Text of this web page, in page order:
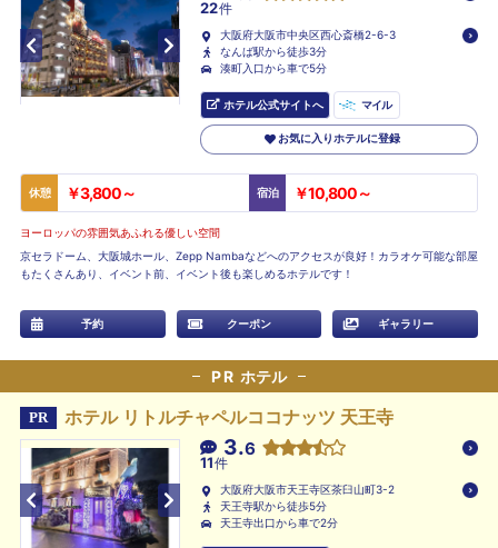
22件
大阪府大阪市中央区西心斎橋2-6-3
なんば駅から徒歩3分
湊町入口から車で5分
ホテル公式サイトへ マイル
お気に入りホテルに登録
休憩 ￥3,800～ 宿泊 ￥10,800～
ヨーロッパの雰囲気あふれる優しい空間
京セラドーム、大阪城ホール、Zepp Nambaなどへのアクセスが良好！カラオケ可能な部屋
もたくさんあり、イベント前、イベント後も楽しめるホテルです！
予約 クーポン ギャラリー
PR ホテル
PR ホテル リトルチャペルココナッツ 天王寺
3.6
11件
大阪府大阪市天王寺区茶臼山町3-2
天王寺駅から徒歩5分
天王寺出口から車で2分